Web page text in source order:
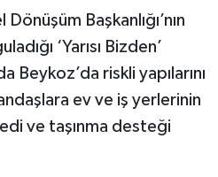
Başkanlığı’nın
‘Yarısı Bizden’
Beykoz’da riskli yapılarını
ev ve iş yerlerinin
ve taşınma desteği